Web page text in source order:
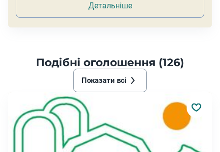
Детальніше
Подібні оголошення (126)
Показати всі